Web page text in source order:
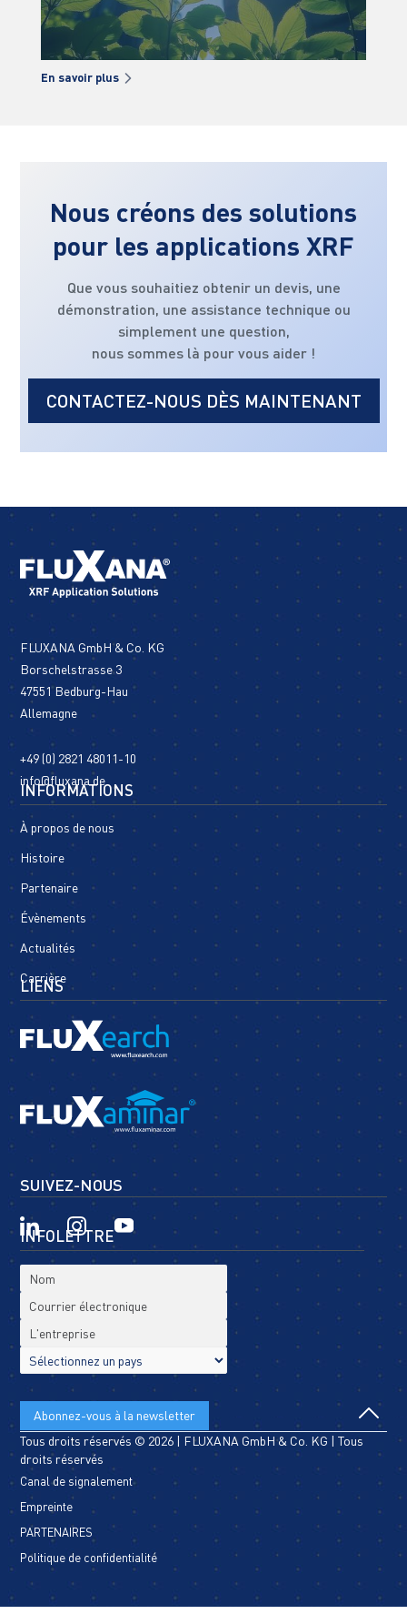
En savoir plus
Nous créons des solutions
pour les applications XRF
Que vous souhaitiez obtenir un devis, une
démonstration, une assistance technique ou
simplement une question,
nous sommes là pour vous aider !
CONTACTEZ-NOUS DÈS MAINTENANT
FLUXANA GmbH & Co. KG
Borschelstrasse 3
47551 Bedburg-Hau
Allemagne
+49 (0) 2821 48011-10
info@fluxana.de
INFORMATIONS
À propos de nous
Histoire
Partenaire
Évènements
Actualités
Carrière
LIENS
SUIVEZ-NOUS
INFOLETTRE
Tous droits réservés © 2026 | FLUXANA GmbH & Co. KG | Tous
droits réservés
Canal de signalement
Empreinte
PARTENAIRES
Politique de confidentialité